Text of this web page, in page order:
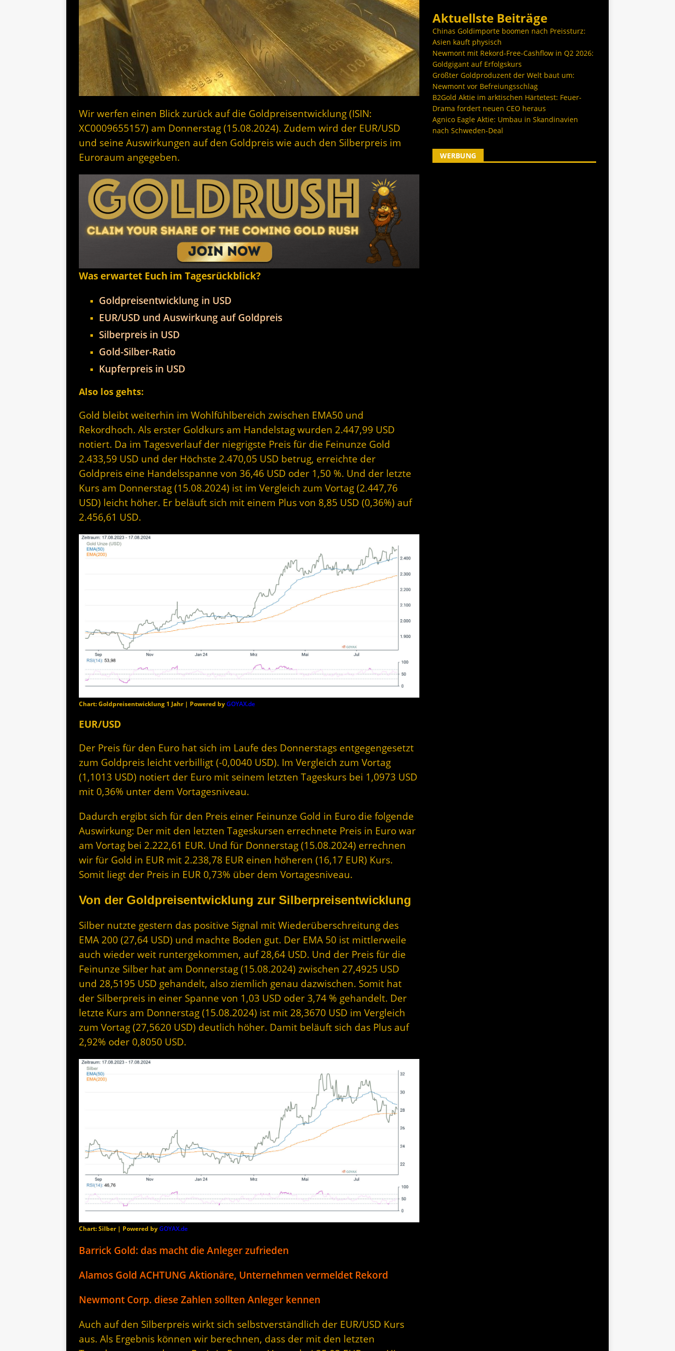
Wir werfen einen Blick zurück auf die Goldpreisentwicklung (ISIN:
XC0009655157) am Donnerstag (15.08.2024). Zudem wird der EUR/USD
und seine Auswirkungen auf den Goldpreis wie auch den Silberpreis im
Euroraum angegeben.
Was erwartet Euch im Tagesrückblick?
Goldpreisentwicklung in USD
EUR/USD und Auswirkung auf Goldpreis
Silberpreis in USD
Gold-Silber-Ratio
Kupferpreis in USD
Also los gehts:
Gold bleibt weiterhin im Wohlfühlbereich zwischen EMA50 und
Rekordhoch. Als erster Goldkurs am Handelstag wurden 2.447,99 USD
notiert. Da im Tagesverlauf der niegrigste Preis für die Feinunze Gold
2.433,59 USD und der Höchste 2.470,05 USD betrug, erreichte der
Goldpreis eine Handelsspanne von 36,46 USD oder 1,50 %. Und der letzte
Kurs am Donnerstag (15.08.2024) ist im Vergleich zum Vortag (2.447,76
USD) leicht höher. Er beläuft sich mit einem Plus von 8,85 USD (0,36%) auf
2.456,61 USD.
Chart: Goldpreisentwicklung 1 Jahr | Powered byGOYAX.de
EUR/USD
Der Preis für den Euro hat sich im Laufe des Donnerstags entgegengesetzt
zum Goldpreis leicht verbilligt (-0,0040 USD). Im Vergleich zum Vortag
(1,1013 USD) notiert der Euro mit seinem letzten Tageskurs bei 1,0973 USD
mit 0,36% unter dem Vortagesniveau.
Dadurch ergibt sich für den Preis einer Feinunze Gold in Euro die folgende
Auswirkung: Der mit den letzten Tageskursen errechnete Preis in Euro war
am Vortag bei 2.222,61 EUR. Und für Donnerstag (15.08.2024) errechnen
wir für Gold in EUR mit 2.238,78 EUR einen höheren (16,17 EUR) Kurs.
Somit liegt der Preis in EUR 0,73% über dem Vortagesniveau.
Von der Goldpreisentwicklung zur Silberpreisentwicklung
Silber nutzte gestern das positive Signal mit Wiederüberschreitung des
EMA 200 (27,64 USD) und machte Boden gut. Der EMA 50 ist mittlerweile
auch wieder weit runtergekommen, auf 28,64 USD. Und der Preis für die
Feinunze Silber hat am Donnerstag (15.08.2024) zwischen 27,4925 USD
und 28,5195 USD gehandelt, also ziemlich genau dazwischen. Somit hat
der Silberpreis in einer Spanne von 1,03 USD oder 3,74 % gehandelt. Der
letzte Kurs am Donnerstag (15.08.2024) ist mit 28,3670 USD im Vergleich
zum Vortag (27,5620 USD) deutlich höher. Damit beläuft sich das Plus auf
2,92% oder 0,8050 USD.
Chart: Silber | Powered byGOYAX.de
Barrick Gold: das macht die Anleger zufrieden
Alamos Gold ACHTUNG Aktionäre, Unternehmen vermeldet Rekord
Newmont Corp. diese Zahlen sollten Anleger kennen
Auch auf den Silberpreis wirkt sich selbstverständlich der EUR/USD Kurs
aus. Als Ergebnis können wir berechnen, dass der mit den letzten
Aktuellste Beiträge
Chinas Goldimporte boomen nach Preissturz:
Asien kauft physisch
Newmont mit Rekord-Free-Cashflow in Q2 2026:
Goldgigant auf Erfolgskurs
Größter Goldproduzent der Welt baut um:
Newmont vor Befreiungsschlag
B2Gold Aktie im arktischen Härtetest: Feuer-
Drama fordert neuen CEO heraus
Agnico Eagle Aktie: Umbau in Skandinavien
nach Schweden-Deal
WERBUNG